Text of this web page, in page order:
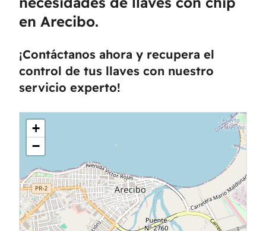
en Arecibo.
¡Contáctanos ahora y recupera el
control de tus llaves con nuestro
servicio experto!
+
−